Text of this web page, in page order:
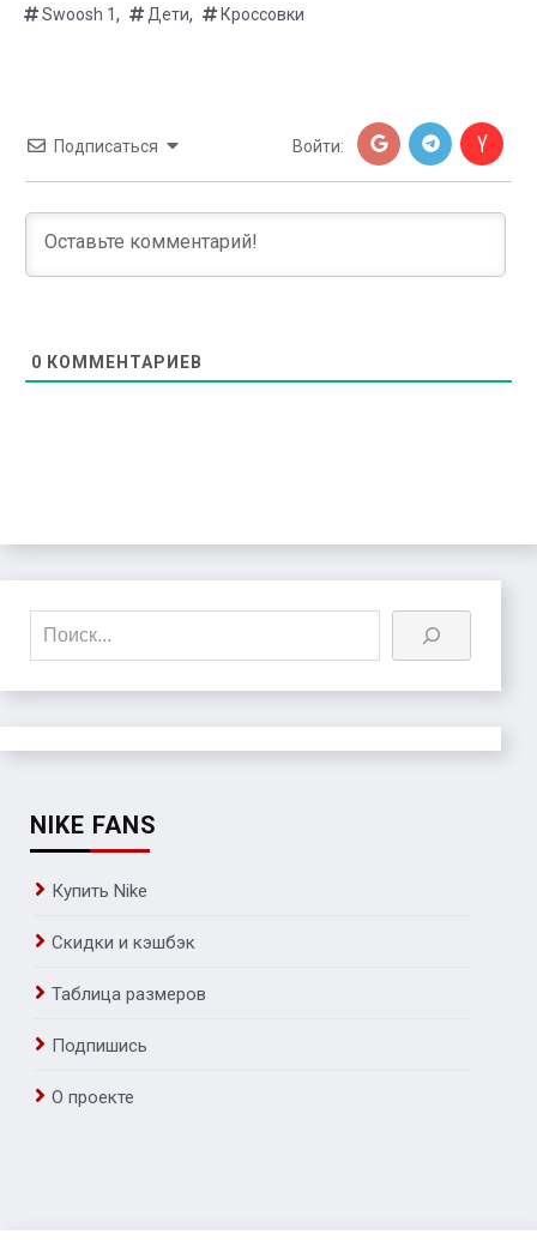
Swoosh 1, Дети, Кроссовки
Подписаться Войти:
0 КОММЕНТАРИЕВ
Поиск
NIKE FANS
Купить Nike
Скидки и кэшбэк
Таблица размеров
Подпишись
О проекте